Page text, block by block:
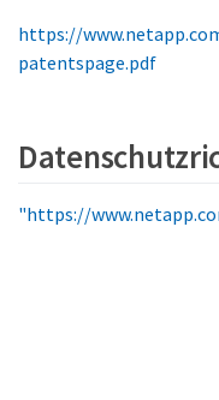
https://
patentspage.pdf
"https://